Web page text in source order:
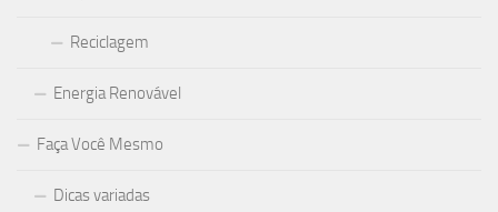
Reciclagem
Energia Renovável
Faça Você Mesmo
Dicas variadas